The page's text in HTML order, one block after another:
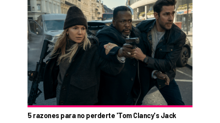
5 razones para no perderte 'Tom Clancy's Jack